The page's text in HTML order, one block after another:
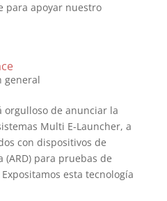
para apoyar nuestro
general
orgulloso de anunciar la
Multi E-Launcher, a
con dispositivos de
para pruebas de
esta tecnología